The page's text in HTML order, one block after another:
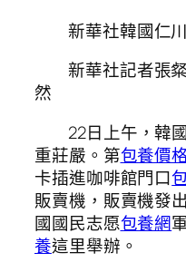
新華社韓國仁
新華社記者
然
22日上午，韓
重莊嚴。第包養價
卡插進咖啡館門口
販賣機，販賣機發
國國民志愿包養網
養這里舉辦。